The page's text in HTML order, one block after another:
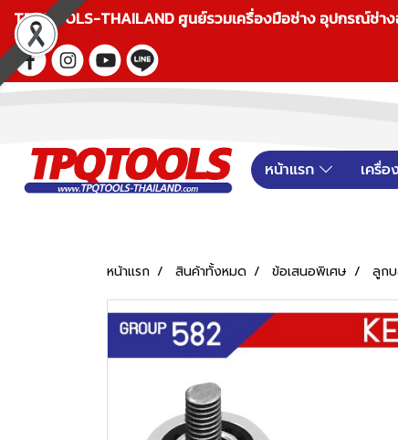
TPQTOOLS-THAILAND ศูนย์รวมเครื่องมือช่าง อุปกรณ์ช่
หน้าแรก เครื่อ
หน้าแรก สินค้าทั้งหมด ข้อเสนอพิเศษ ลูก